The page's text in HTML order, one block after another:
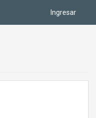
Ingresar